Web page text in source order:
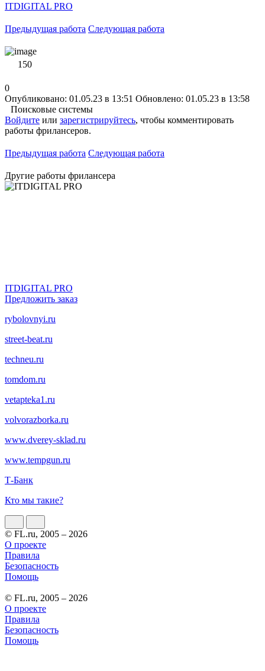
ITDIGITAL PRO
Предыдущая работа Следующая работа
150
0
Опубликовано: 01.05.23 в 13:51 Обновлено: 01.05.23 в 13:58
Поисковые системы
Войдите или зарегистрируйтесь, чтобы комментировать
работы фрилансеров.
Предыдущая работа Следующая работа
Другие работы фрилансера
ITDIGITAL PRO
Предложить заказ
rybolovnyi.ru
street-beat.ru
techneu.ru
tomdom.ru
vetapteka1.ru
volvorazborka.ru
www.dverey-sklad.ru
www.tempgun.ru
Т-Банк
Кто мы такие?
© FL.ru, 2005 – 2026
О проекте
Правила
Безопасность
Помощь
© FL.ru, 2005 – 2026
О проекте
Правила
Безопасность
Помощь